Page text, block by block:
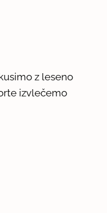
z leseno
izvlečemo